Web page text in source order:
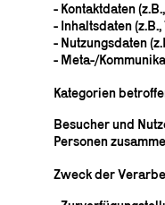
- Kontaktdaten
- Inhaltsdaten
- Nutzungsdaten
- Meta-/
Kategorien
Besucher und
Personen
Zweck der